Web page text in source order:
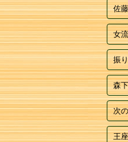
佐
女
振
森
次
王